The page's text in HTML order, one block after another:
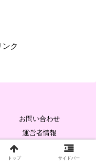
ンク
お問い合わせ
運営者情報
ジュ All Rights Reserved.
トップ サイドバー